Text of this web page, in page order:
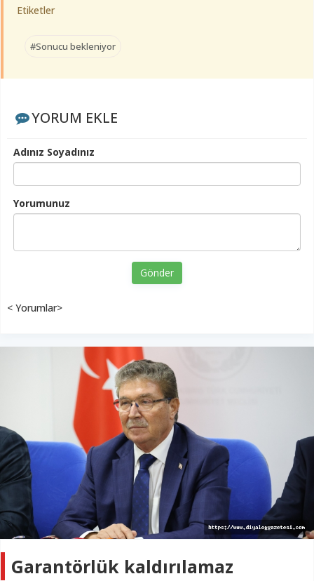
Etiketler
#Sonucu bekleniyor
YORUM EKLE
Adınız Soyadınız
Yorumunuz
Gönder
< Yorumlar>
Garantörlük kaldırılamaz